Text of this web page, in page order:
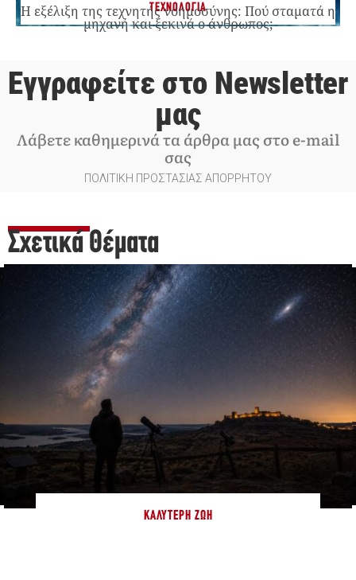
ΤΕΧΝΟΛΟΓΙΑ
Η εξέλιξη της τεχνητής νοημοσύνης: Πού σταματά η
μηχανή και ξεκινά ο άνθρωπος;
Εγγραφείτε στο Newsletter
μας
Λάβετε καθημερινά τα άρθρα μας στο e-mail
σας
ΠΟΛΙΤΙΚΗ ΠΡΟΣΤΑΣΙΑΣ ΑΠΟΡΡΗΤΟΥ
Σχετικά Θέματα
ΚΑΛΎΤΕΡΗ ΖΩΉ